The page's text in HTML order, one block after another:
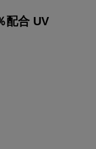
配合 UV